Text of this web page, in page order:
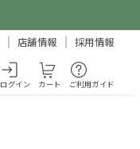
店舗情報 採用情報
ログイン カート ご利用ガイド